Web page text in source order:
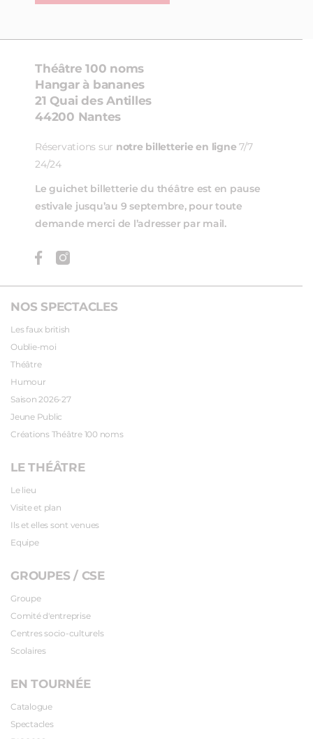
NOS SPECTACLES
Les faux british
Oublie-moi
Théâtre
Humour
Saison 2026-27
Jeune Public
Créations Théâtre 100 noms
LE THÉÂTRE
Le lieu
Visite et plan
Ils et elles sont venues
Equipe
GROUPES / CSE
Groupe
Comité d'entreprise
Centres socio-culturels
Scolaires
EN TOURNÉE
Catalogue
Spectacles
Théâtre 100 noms
Hangar à bananes
21 Quai des Antilles
44200 Nantes
Réservations sur notre billetterie en ligne 7/7
24/24
Le guichet billetterie du théâtre est en pause
estivale jusqu’au 9 septembre, pour toute
demande merci de l’adresser par mail.